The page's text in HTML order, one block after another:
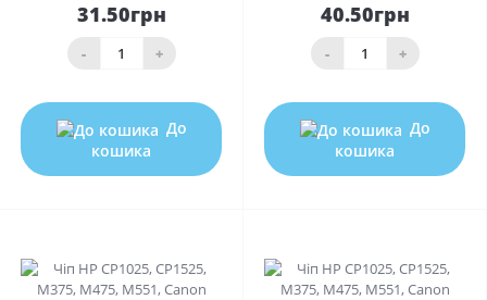
31.50грн
- +
До
кошика
40.50грн
- +
До
кошика